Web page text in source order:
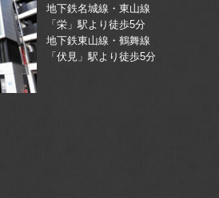
地下鉄名城線・東山線
「栄」駅より徒歩5分
地下鉄東山線・鶴舞線
「伏見」駅より徒歩5分